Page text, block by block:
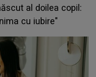
al doilea copil:
cu iubire"